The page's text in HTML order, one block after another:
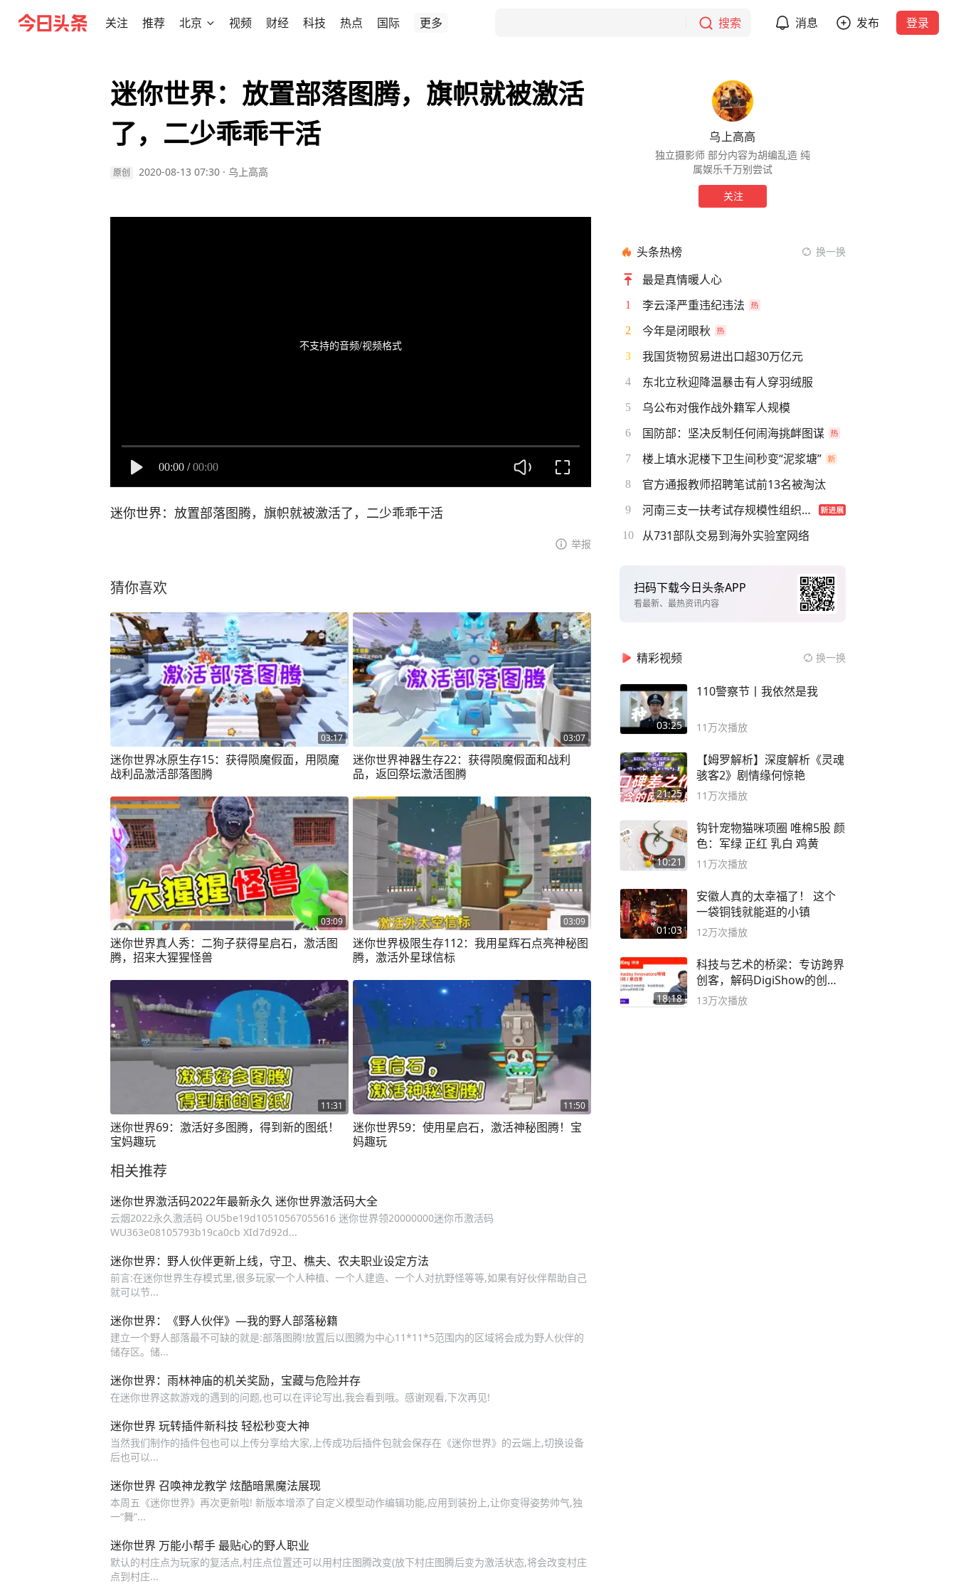
关注 推荐 北京 视频 财经 科技 热点 国际 更多 搜索 消息 发布 登录
迷你世界：放置部落图腾，旗帜就被激活
了，二少乖乖干活
原创 2020-08-13 07:30 · 乌上高高
不支持的音频/视频格式
00:00 / 00:00
迷你世界：放置部落图腾，旗帜就被激活了，二少乖乖干活
举报
猜你喜欢
03:17
迷你世界冰原生存15：获得陨魔假面，用陨魔
战利品激活部落图腾
03:07
迷你世界神器生存22：获得陨魔假面和战利
品，返回祭坛激活图腾
03:09
迷你世界真人秀：二狗子获得星启石，激活图
腾，招来大猩猩怪兽
03:09
迷你世界极限生存112：我用星辉石点亮神秘图
腾，激活外星球信标
11:31
迷你世界69：激活好多图腾，得到新的图纸！
宝妈趣玩
11:50
迷你世界59：使用星启石，激活神秘图腾！宝
妈趣玩
相关推荐
迷你世界激活码2022年最新永久 迷你世界激活码大全
云烟2022永久激活码 OU5be19d10510567055616 迷你世界领20000000迷你币激活码
WU363e08105793b19ca0cb XId7d92d...
迷你世界：野人伙伴更新上线，守卫、樵夫、农夫职业设定方法
前言:在迷你世界生存模式里,很多玩家一个人种植、一个人建造、一个人对抗野怪等等,如果有好伙伴帮助自己
就可以节...
迷你世界：《野人伙伴》—我的野人部落秘籍
建立一个野人部落最不可缺的就是:部落图腾!放置后以图腾为中心11*11*5范围内的区域将会成为野人伙伴的
储存区。储...
迷你世界：雨林神庙的机关奖励，宝藏与危险并存
在迷你世界这款游戏的遇到的问题,也可以在评论写出,我会看到哦。感谢观看,下次再见!
迷你世界 玩转插件新科技 轻松秒变大神
当然我们制作的插件包也可以上传分享给大家,上传成功后插件包就会保存在《迷你世界》的云端上,切换设备
后也可以...
迷你世界 召唤神龙教学 炫酷暗黑魔法展现
本周五《迷你世界》再次更新啦! 新版本增添了自定义模型动作编辑功能,应用到装扮上,让你变得姿势帅气,独
一“舞”...
迷你世界 万能小帮手 最贴心的野人职业
默认的村庄点为玩家的复活点,村庄点位置还可以用村庄图腾改变(放下村庄图腾后变为激活状态,将会改变村庄
点到村庄...
乌上高高
独立摄影师 部分内容为胡编乱造 纯
属娱乐千万别尝试
关注
头条热榜 换一换
最是真情暖人心
1 李云泽严重违纪违法
2 今年是闭眼秋
3 我国货物贸易进出口超30万亿元
4 东北立秋迎降温暴击有人穿羽绒服
5 乌公布对俄作战外籍军人规模
6 国防部：坚决反制任何闹海挑衅图谋
7 楼上填水泥楼下卫生间秒变“泥浆塘”
8 官方通报教师招聘笔试前13名被淘汰
9 河南三支一扶考试存规模性组织作弊
10 从731部队交易到海外实验室网络
扫码下载今日头条APP
看最新、最热资讯内容
精彩视频 换一换
03:25
110警察节丨我依然是我
11万次播放
21:25
【姆罗解析】深度解析《灵魂
骇客2》剧情缘何惊艳
11万次播放
10:21
钩针宠物猫咪项圈 唯棉5股 颜
色：军绿 正红 乳白 鸡黄
11万次播放
01:03
安徽人真的太幸福了！ 这个
一袋铜钱就能逛的小镇
12万次播放
18:18
科技与艺术的桥梁：专访跨界
创客，解码DigiShow的创新
之路
13万次播放